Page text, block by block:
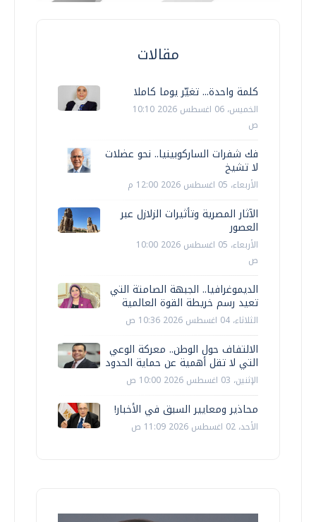
مقالات
كلمة واحدة... تغيّر يوما كاملا
الخميس، 06 اغسطس 2026 10:10
ص
فك شفرات الساركوبينيا.. نحو عضلات
لا تشيخ
الأربعاء، 05 اغسطس 2026 12:00 م
الآثار المصرية وتأثيرات الزلازل عبر
العصور
الأربعاء، 05 اغسطس 2026 10:00
ص
الديموغرافيا.. الجبهة الصامتة التي
تعيد رسم خريطة القوة العالمية
الثلاثاء، 04 اغسطس 2026 10:36 ص
الالتفاف حول الوطن.. معركة الوعي
التي لا تقل أهمية عن حماية الحدود
الإثنين، 03 اغسطس 2026 10:00 ص
محاذير ومعايير السبق في الأخبار!
الأحد، 02 اغسطس 2026 11:09 ص